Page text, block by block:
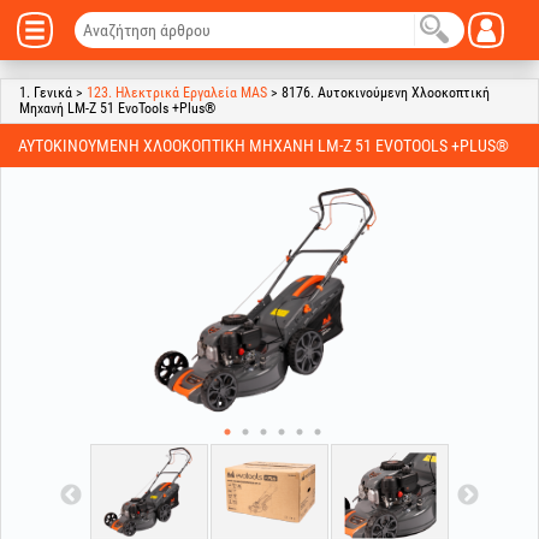
1. Γενικά > 123. Ηλεκτρικά Εργαλεία MAS > 8176. Αυτοκινούμενη Χλοοκοπτική
Μηχανή LM-Z 51 EvoTools +Plus®
ΑΥΤΟΚΙΝΟΎΜΕΝΗ ΧΛΟΟΚΟΠΤΙΚΉ ΜΗΧΑΝΉ LM-Z 51 EVOTOOLS +PLUS®